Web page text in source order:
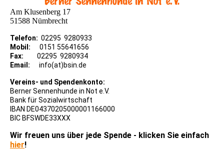
Am Klusenberg 17
51588 Nümbrecht
Telefon: 02295 9280933
Mobil: 0151 55641656
Fax:
02295 9280934
Email: info(at)bsin.de
Vereins- und Spendenkonto:
Berner Sennenhunde in Not e.V.
Bank für Sozialwirtschaft
IBAN DE04370205000001166000
BIC BFSWDE33XXX
Wir freuen uns über jede Spende - klicken Sie einfach
hier!